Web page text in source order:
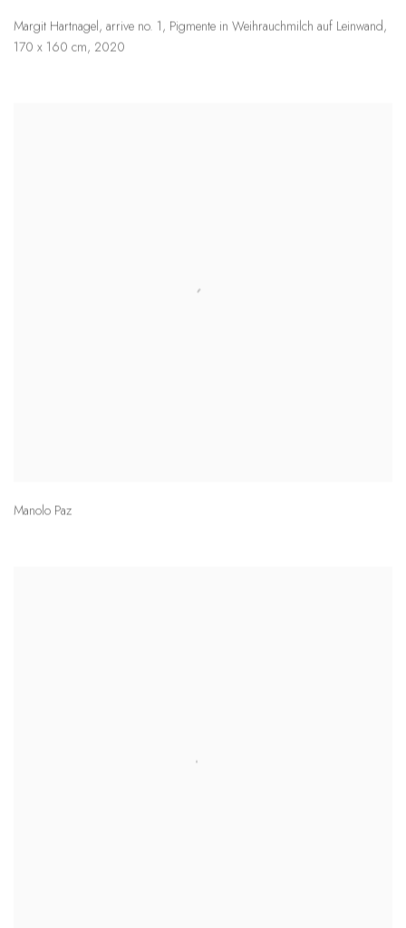
Margit Hartnagel, arrive no. 1, Pigmente in Weihrauchmilch auf Leinwand,
170 x 160 cm, 2020
Manolo Paz